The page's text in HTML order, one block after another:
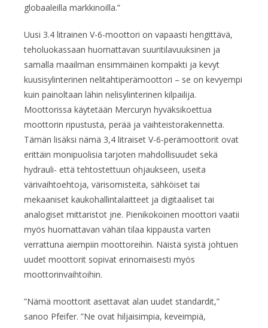
globaaleilla markkinoilla.”
Uusi 3.4 litrainen V-6-moottori on vapaasti hengittävä,
teholuokassaan huomattavan suuritilavuuksinen ja
samalla maailman ensimmäinen kompakti ja kevyt
kuusisylinterinen nelitahtiperämoottori – se on kevyempi
kuin painoltaan lähin nelisylinterinen kilpailija.
Moottorissa käytetään Mercuryn hyväksikoettua
moottorin ripustusta, perää ja vaihteistorakennetta.
Tämän lisäksi nämä 3,4 litraiset V-6-perämoottorit ovat
erittäin monipuolisia tarjoten mahdollisuudet sekä
hydrauli- että tehtostettuun ohjaukseen, useita
värivaihtoehtoja, värisomisteita, sähköiset tai
mekaaniset kaukohallintalaitteet ja digitaaliset tai
analogiset mittaristot jne. Pienikokoinen moottori vaatii
myös huomattavan vähän tilaa kippausta varten
verrattuna aiempiin moottoreihin. Näistä syistä johtuen
uudet moottorit sopivat erinomaisesti myös
moottorinvaihtoihin.
”Nämä moottorit asettavat alan uudet standardit,”
sanoo Pfeifer. ”Ne ovat hiljaisimpia, keveimpiä,